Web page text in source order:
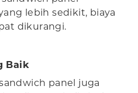
lebih sedikit, biaya
dikurangi.
Baik
panel juga